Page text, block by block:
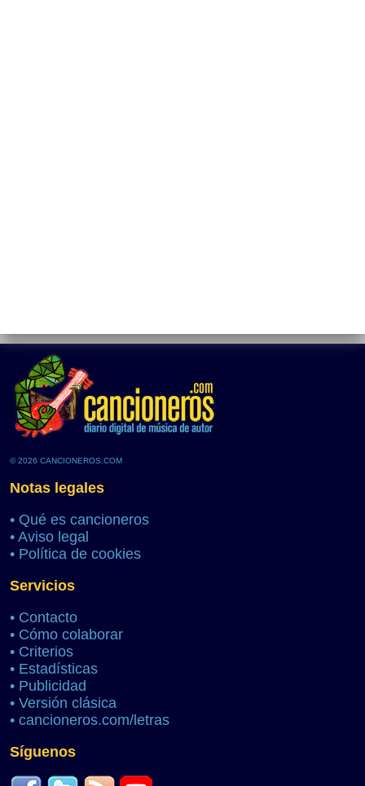
© 2026 CANCIONEROS.COM
Notas legales
• Qué es cancioneros
• Aviso legal
• Política de cookies
Servicios
• Contacto
• Cómo colaborar
• Criterios
• Estadísticas
• Publicidad
• Versión clásica
• cancioneros.com/letras
Síguenos